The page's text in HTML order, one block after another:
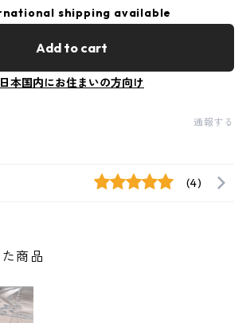
shipping available
Add to cart
日本国内にお住まいの方向け
通報する
(4)
商品